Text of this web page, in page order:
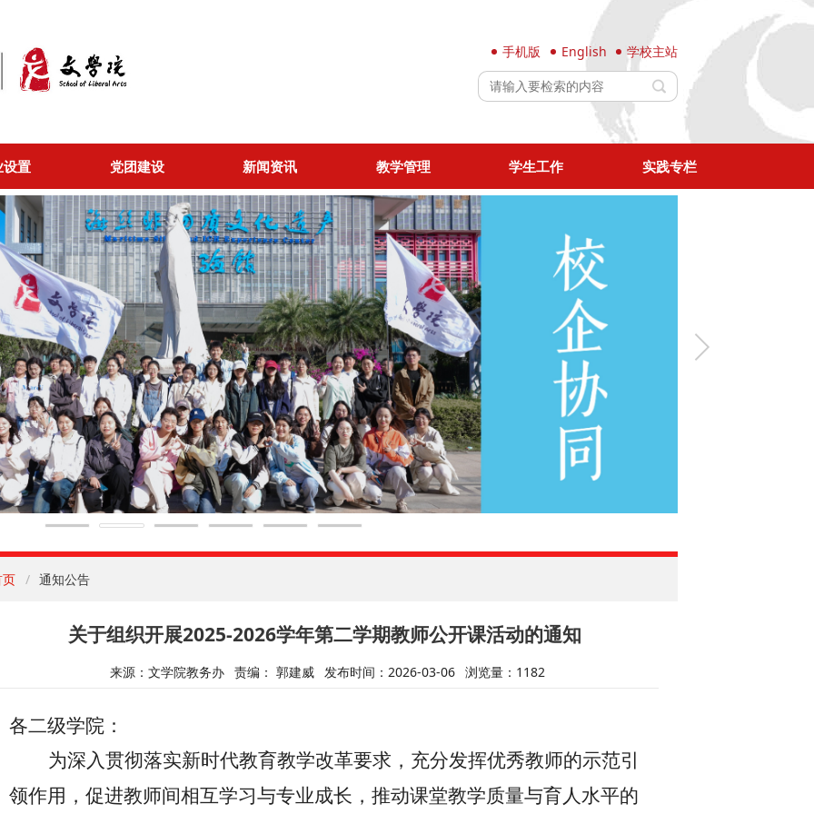
手机版 English 学校主站
设置 党团建设 新闻资讯 教学管理 学生工作 实践专栏
通知公告
关于组织开展2025-2026学年第二学期教师公开课活动的通知
来源：文学院教务办 责编： 郭建威 发布时间：2026-03-06 浏览量： 1182
各二级学院 ：
为深入贯彻落实新时代教育教学改革要求，充分发挥优秀教师的示范引
领作用，促进教师间相互学习与专业成长，推动课堂教学质量与育人水平的